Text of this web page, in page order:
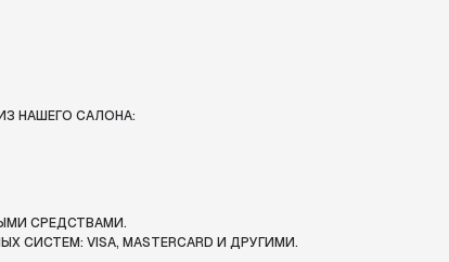
НАШЕГО САЛОНА:
СРЕДСТВАМИ.
VISA, MASTERCARD И ДРУГИМИ.